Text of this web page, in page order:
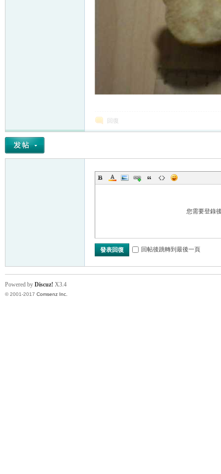
回復
您需要登錄
發表回復 回帖後跳轉到最後一頁
Powered by Discuz! X3.4
© 2001-2017 Comsenz Inc.